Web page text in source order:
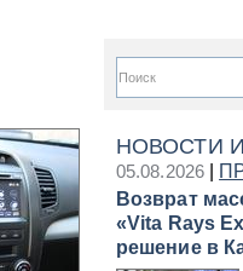
НОВОСТИ
05.08.2026|
Возврат
«Vita Rays
решение в